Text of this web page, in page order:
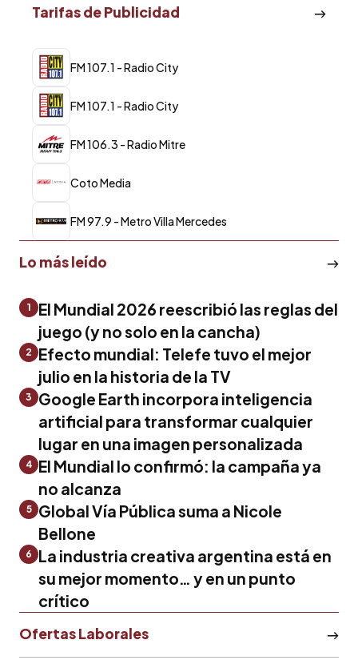
Tarifas de Publicidad
FM 107.1 - Radio City
FM 107.1 - Radio City
FM 106.3 - Radio Mitre
Coto Media
FM 97.9 - Metro Villa Mercedes
Lo más leído
1
El Mundial 2026 reescribió las reglas del
juego (y no solo en la cancha)
2
Efecto mundial: Telefe tuvo el mejor
julio en la historia de la TV
3
Google Earth incorpora inteligencia
artificial para transformar cualquier
lugar en una imagen personalizada
4 El Mundial lo confirmó: la campaña ya
no alcanza
5
Global Vía Pública suma a Nicole
Bellone
6
La industria creativa argentina está en
su mejor momento… y en un punto
crítico
Ofertas Laborales